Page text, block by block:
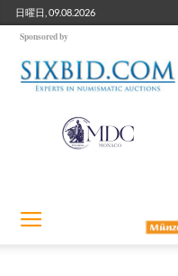
日曜日, 09.08.2026
Sponsored by